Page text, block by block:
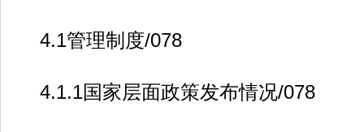
4.1管理制度/078
4.1.1国家层面政策发布情况/078